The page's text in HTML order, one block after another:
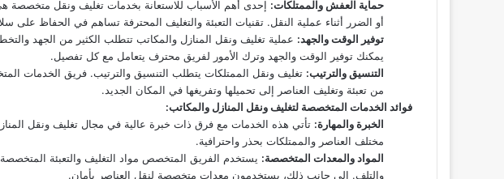
حماية العفش والممتلكات: إحدى أهم الأسباب للاستعانة بخدمات تغليف ونقل متخصصة
أو الضرر أثناء عملية النقل. تقنيات التعبئة والتغليف المحترفة تساهم في الحفاظ على
توفير الوقت والجهد: عملية تغليف ونقل المنازل والمكاتب تتطلب الكثير من الجهد
يمكنك توفير الوقت والجهد وترك الأمور لفريق محترف يتعامل مع كل تفصيل.
التنسيق والترتيب: تغليف ونقل الممتلكات يتطلب التنسيق والترتيب. فريق الخدمات
من تعبئة وتغليف العناصر إلى تحميلها وتفريغها في المكان الجديد.
فوائد الخدمات المتخصصة لتغليف ونقل المنازل والمكاتب:
الخبرة والمهارة: تأتي هذه الخدمات مع فرق ذات خبرة عالية في مجال تغليف ونقل
مختلف العناصر والممتلكات بحذر واحترافية.
المواد والمعدات المتخصصة: يستخدم الفريق المتخصص مواد التغليف والتعبئة
والتلف. إلى جانب ذلك، يستخدمون معدات متخصصة لنقل العناصر بأمان.